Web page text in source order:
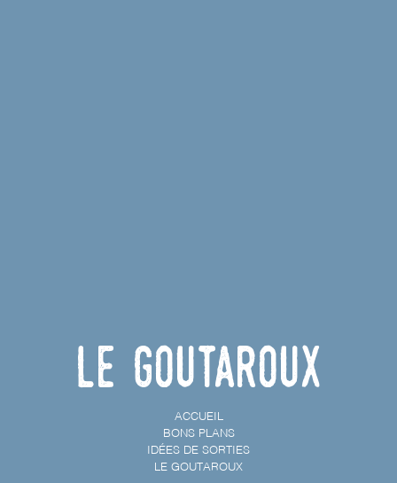
Le Goutaroux
ACCUEIL
BONS PLANS
IDÉES DE SORTIES
LE GOUTAROUX